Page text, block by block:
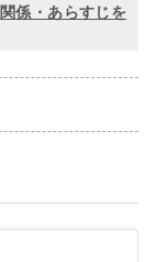
係・あらすじを